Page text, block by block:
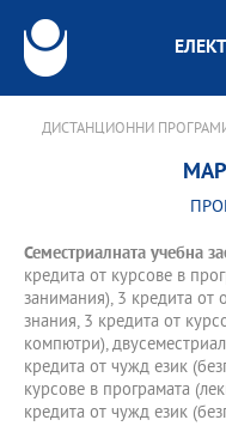
ДИСТАНЦИОННИ
Семестриалната учебна
кредита от курсове в
занимания), 3 кредита от
знания, 3 кредита от
компютри),
кредита от чужд език
курсове в програмата
кредита от чужд език